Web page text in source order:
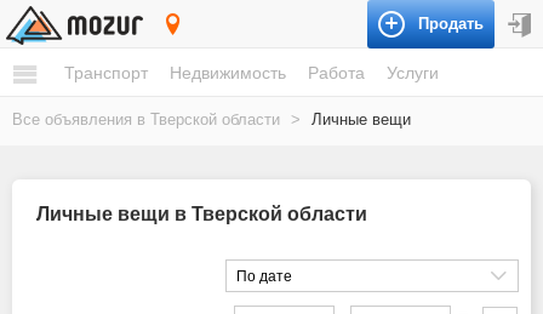
Продать
Транспорт Недвижимость Работа Услуги
Все объявления в Тверской области > Личные вещи
Личные вещи в Тверской области
По дате